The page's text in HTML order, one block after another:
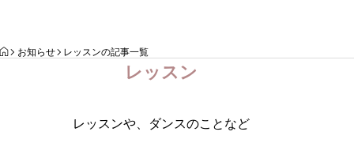
HOME
お知らせ レッスンの記事一覧
レッスン
レッスンや、ダンスのことなど